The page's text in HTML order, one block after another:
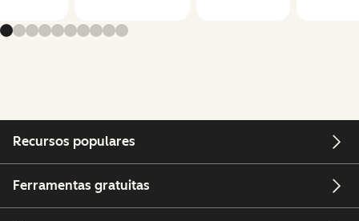
Recursos populares
Ferramentas gratuitas